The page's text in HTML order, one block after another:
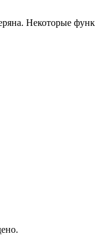
Некоторые